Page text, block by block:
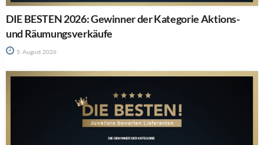
DIE BESTEN 2026: Gewinner der Kategorie Aktions-
und Räumungsverkäufe
5. August 2026